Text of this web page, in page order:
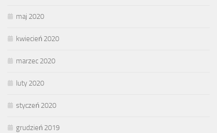
maj 2020
kwiecień 2020
marzec 2020
luty 2020
styczeń 2020
grudzień 2019